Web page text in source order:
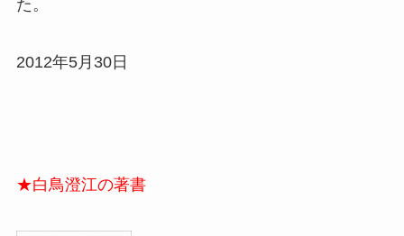
た。
2012年5月30日
★白鳥澄江の著書